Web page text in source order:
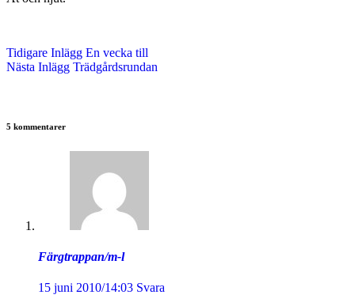
Tidigare Inlägg En vecka till
Nästa Inlägg Trädgårdsrundan
5 kommentarer
Färgtrappan/m-l
15 juni 2010/14:03 Svara